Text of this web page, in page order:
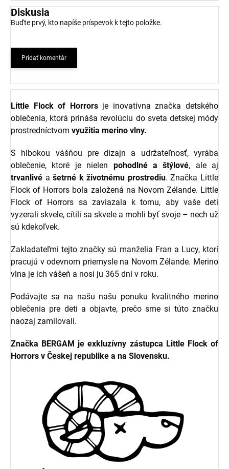
Diskusia
Buďte prvý, kto napíše príspevok k tejto položke.
Pridať komentár
Little Flock of Horrorsje inovatívna značka detského
oblečenia, ktorá prináša revolúciu do sveta detskej módy
prostredníctvom využitia merino vlny.
S hlbokou vášňou pre dizajn a udržateľnosť, vyrába
oblečenie, ktoré je nielen pohodlné a štýlové, ale aj
trvanlivé ašetrné k životnému prostrediu. Značka Little
Flock of Horrors bola založená na Novom Zélande. Little
Flock of Horrors sa zaviazala k tomu, aby vaše deti
vyzerali skvele, cítili sa skvele a mohli byť svoje – nech už
sú kdekoľvek.
Zakladateľmi tejto značky sú manželia Fran a Lucy, ktorí
pracujú v odevnom priemysle na Novom Zélande. Merino
vlna je ich vášeň a nosí ju 365 dní v roku.
Podávajte sa na našu našu ponuku kvalitného merino
oblečenia pre deti a objavte, prečo sme si túto značku
naozaj zamilovali.
Značka BERGAM je exkluzívny zástupca Little Flock of
Horrors v Českej republike a na Slovensku.